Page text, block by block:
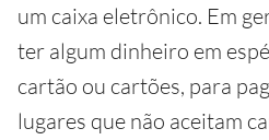
um caixa eletrônico. Em
ter algum dinheiro em
cartão ou cartões, para
lugares que não aceitam